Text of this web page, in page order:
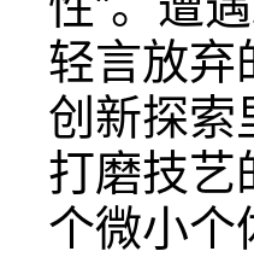
轻言放弃
创新探索
打磨技艺
个微小个